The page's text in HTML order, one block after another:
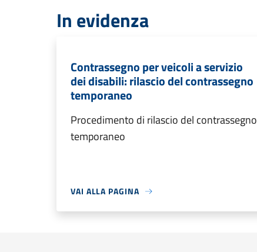
In evidenza
Contrassegno per veicoli a servizio
dei disabili: rilascio del contrassegno
temporaneo
Procedimento di rilascio del contrassegno
temporaneo
VAI ALLA PAGINA